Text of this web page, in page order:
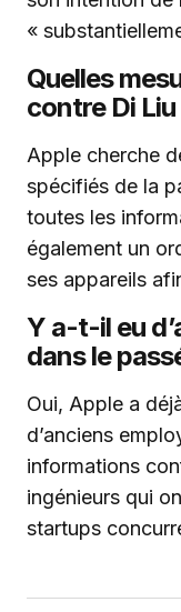
«
Quelles
contre Di Liu
Apple cherche
spécifiés de la
toutes les
également un
ses appareils
Y a-t-il eu
dans le
Oui, Apple a
d’anciens
informations
ingénieurs qui
startups